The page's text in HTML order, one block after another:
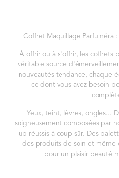
Coffret Maquillage Parfuméra :
À offrir ou à s'offrir, les coffrets
véritable source
nouveautés tendance, chaque
ce dont vous avez besoin
Yeux, teint, lèvres, ongles...
soigneusement composées par
up réussis à coup sûr. Des
des produits de soin et même
pour un plaisir beauté